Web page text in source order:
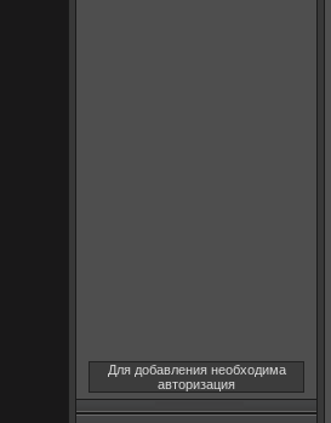
Для добавления необходима
авторизация